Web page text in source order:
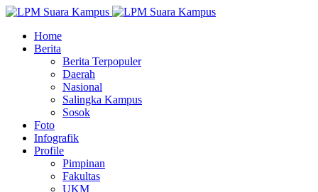
Home
Berita
Berita Terpopuler
Daerah
Nasional
Salingka Kampus
Sosok
Foto
Infografik
Profile
Pimpinan
Fakultas
UKM